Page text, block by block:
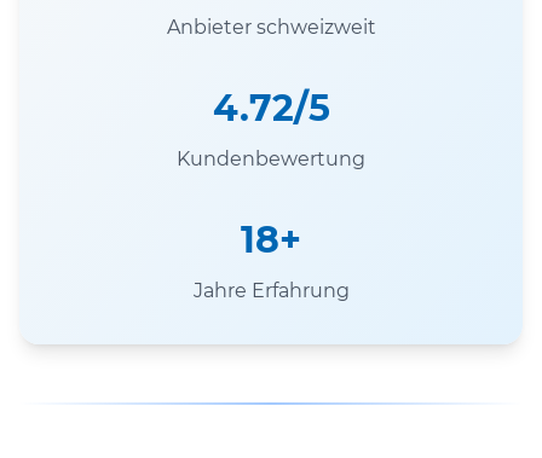
Anbieter schweizweit
4.72/5
Kundenbewertung
18+
Jahre Erfahrung